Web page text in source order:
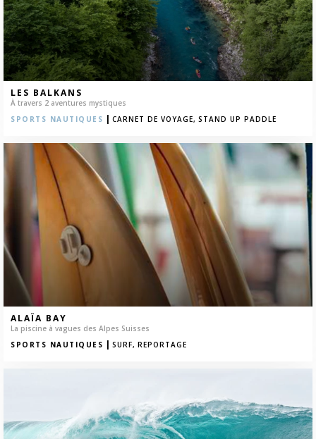
LES BALKANS
À travers 2 aventures mystiques
SPORTS NAUTIQUES | CARNET DE VOYAGE, STAND UP PADDLE
ALAÏA BAY
La piscine à vagues des Alpes Suisses
SPORTS NAUTIQUES | SURF, REPORTAGE